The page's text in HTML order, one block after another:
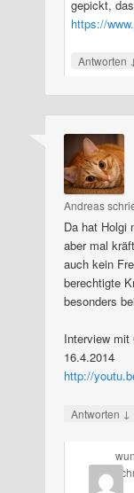
gepickt,
https://
Antworten ↓
Andreas
Da hat Holgi
aber mal
auch kein
berechtigte
besonders
Interview mit
16.4.2014
http://
Antworten ↓